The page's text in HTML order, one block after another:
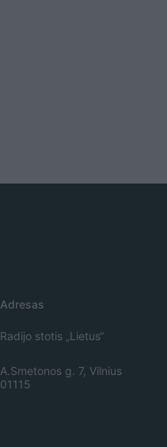
Adresas
Radijo stotis „Lietus“
A.Smetonos g. 7, Vilnius
01115